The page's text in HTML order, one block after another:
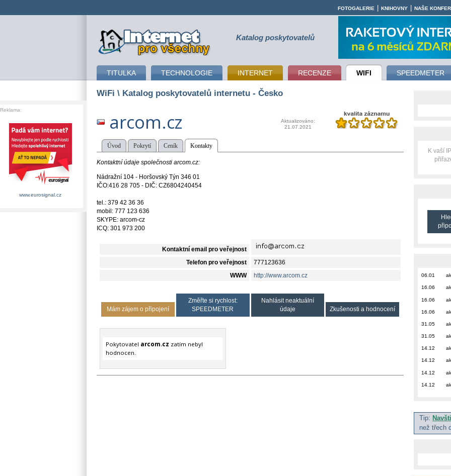
připojení k internetu Katalog poskytovatelů
TITULKA TECHNOLOGIE INTERNET RECENZE WIFI SPEEDMETER
FOTOGALERIE KNIHOVNY NAŠE
WiFi \ Katalog poskytovatelů internetu - Česko
arcom.cz
Aktualizováno:
21.07.2021
Úvod Pokrytí Ceník Kontakty
Kontaktní údaje společnosti arcom.cz:
Nádražní 104 - Horšovský Týn 346 01
IČO:416 28 705 - DIČ: CZ6804240454
tel.: 379 42 36 36
mobil: 777 123 636
SKYPE: arcom-cz
ICQ: 301 973 200
Kontaktní email pro veřejnost
Telefon pro veřejnost 777123636
WWW http://www.arcom.cz
Mám zájem o připojení
Změřte si rychlost:
SPEEDMETER
Nahlásit neaktuální
údaje
Zkušenosti a hodnocení
Pokytovatel arcom.cz zatím nebyl
hodnocen.
K vaší
06.01
16.06
16.06
16.06
31.05
31.05
14.12
14.12
14.12
14.12
Tip:
než třech
Reklama:
www.eurosignal.cz